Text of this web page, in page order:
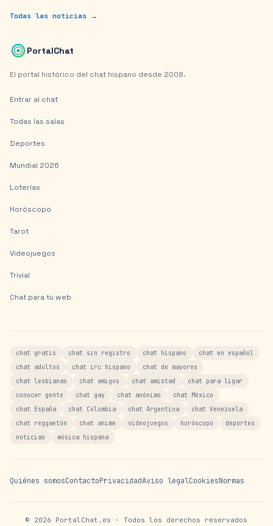
Todas las noticias →
PortalChat
El portal histórico del chat hispano desde 2008.
Entrar al chat
Todas las salas
Deportes
Mundial 2026
Loterías
Horóscopo
Tarot
Videojuegos
Trivial
Chat para tu web
chat gratis chat sin registro chat hispano
chat en español
chat adultos
chat irc hispano
chat de mayores
chat lesbianas
chat amigos chat amistad
chat para ligar
conocer gente
chat gay chat anónimo
chat México
chat España
chat Colombia chat Argentina
chat Venezuela
chat reggaetón
chat anime videojuegos horóscopo
deportes
noticias
música hispana
Quiénes somosContactoPrivacidadAviso legalCookiesNormas
© 2026 PortalChat.es · Todos los derechos reservados